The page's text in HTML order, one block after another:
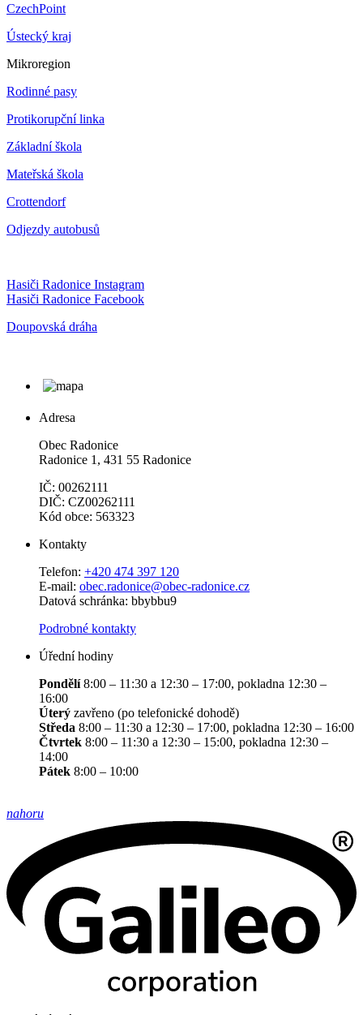
CzechPoint
Ústecký kraj
Mikroregion
Rodinné pasy
Protikorupční linka
Základní škola
Mateřská škola
Crottendorf
Odjezdy autobusů
Hasiči Radonice Instagram
Hasiči Radonice Facebook
Doupovská dráha
Adresa
Obec Radonice
Radonice 1, 431 55 Radonice
IČ: 00262111
DIČ: CZ00262111
Kód obce: 563323
Kontakty
Telefon: +420 474 397 120
E-mail: obec.radonice@obec-radonice.cz
Datová schránka: bbybbu9
Podrobné kontakty
Úřední hodiny
Pondělí8:00 – 11:30 a 12:30 – 17:00, pokladna 12:30 –
16:00
Úterý zavřeno (po telefonické dohodě)
Středa 8:00 – 11:30 a 12:30 – 17:00, pokladna 12:30 – 16:00
Čtvrtek 8:00 – 11:30 a 12:30 – 15:00, pokladna 12:30 –
14:00
Pátek 8:00 – 10:00
nahoru